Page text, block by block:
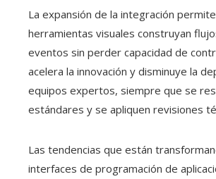
La expansión de la integración
herramientas visuales construyan
eventos sin perder capacidad de
acelera la innovación y disminuye la
equipos expertos, siempre que se
estándares y se apliquen revisiones
Las tendencias que están
interfaces de programación de